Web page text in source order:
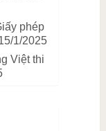
phép
1/2025
Việt thi